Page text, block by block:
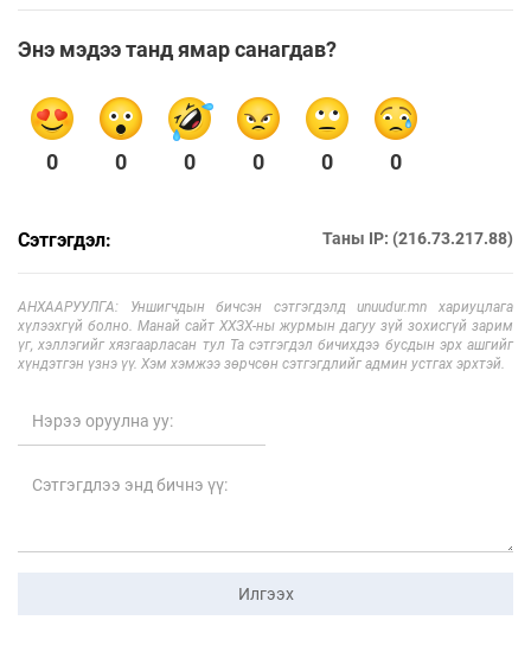
Энэ мэдээ танд ямар санагдав?
0 0 0 0 0 0
Сэтгэгдэл: Таны IP: (216.73.217.88)
АНХААРУУЛГА: Уншигчдын бичсэн сэтгэгдэлд unuudur.mn хариуцлага
хүлээхгүй болно. Манай сайт ХХЗХ-ны журмын дагуу зүй зохисгүй зарим
үг, хэллэгийг хязгаарласан тул Та сэтгэгдэл бичихдээ бусдын эрх ашгийг
хүндэтгэн үзнэ үү. Хэм хэмжээ зөрчсөн сэтгэгдлийг админ устгах эрхтэй.
Илгээх